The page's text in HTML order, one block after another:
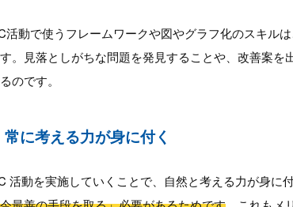
活動で使うフレームワークや図やグラフ化のスキル
。見落としがちな問題を発見することや、改善案
のです。
常に考える力が身に付く
活動を実施していくことで、自然と考える力が身に付